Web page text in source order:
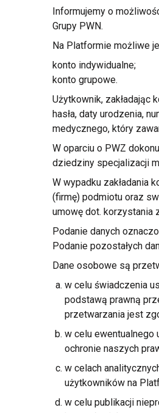
Informujemy o
Grupy PWN.
Na Platformie możliwe
konto indywidualne;
konto grupowe.
Użytkownik, zakładając
hasła, daty urodzenia,
medycznego, który
W oparciu o PWZ
dziedziny specjalizacji
W wypadku zakładania
(firmę) podmiotu oraz
umowę dot. korzystania
Podanie danych
Podanie pozostałych
Dane osobowe są
w celu świadczenia
podstawą prawną
przetwarzania jest
w celu ewentualnego
ochronie naszych
w celach
użytkowników na
w celu publikacji